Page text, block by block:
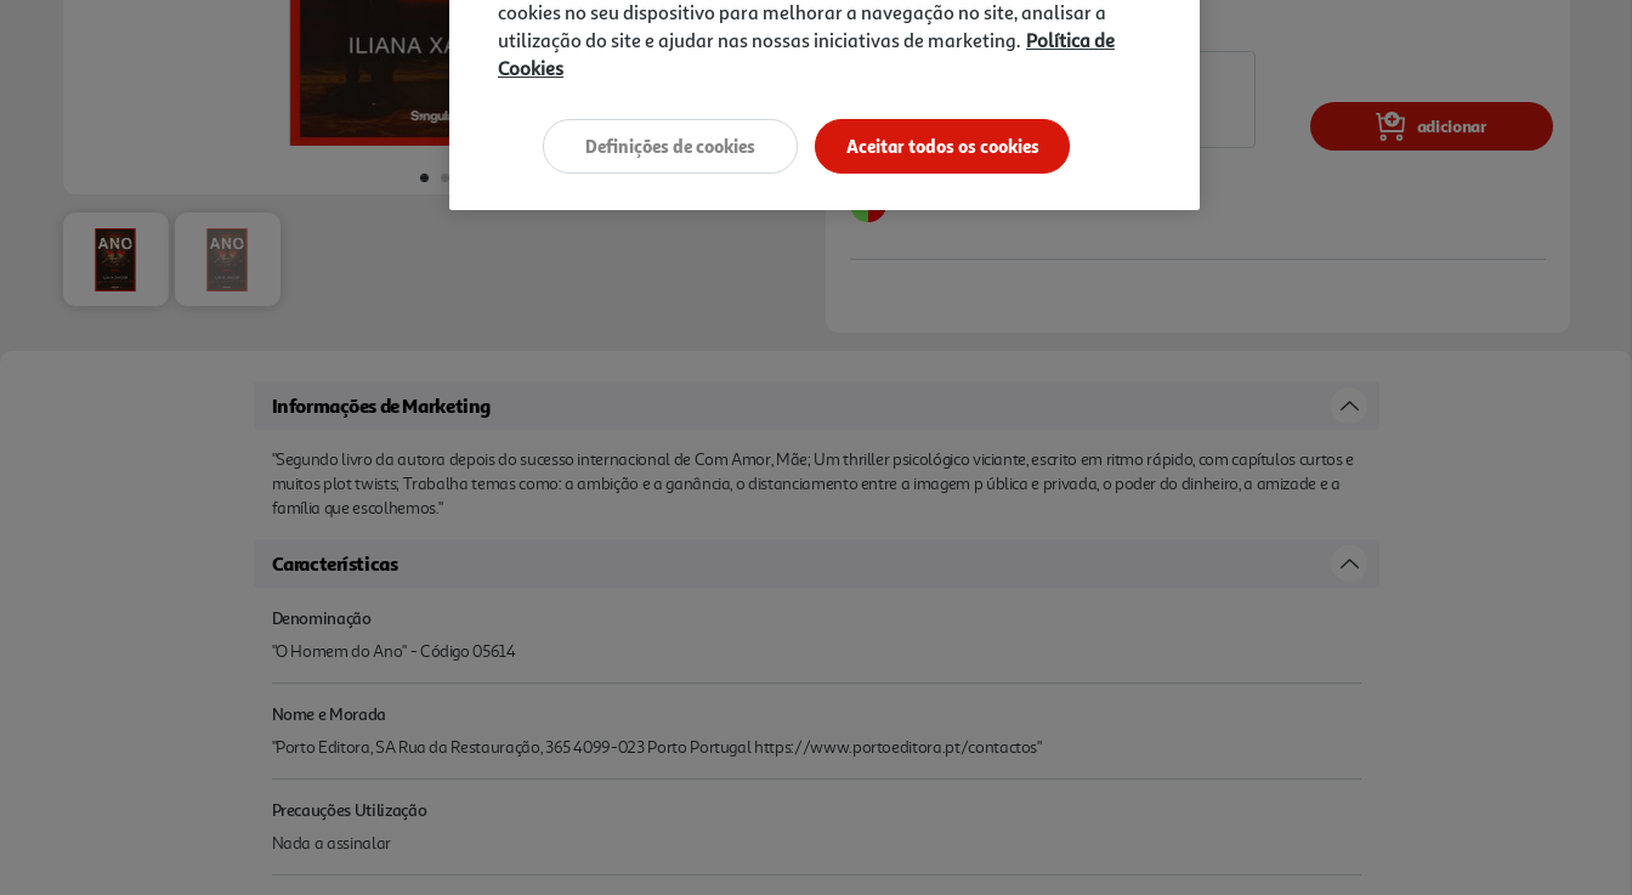
Notas de preparação
adicionar
Informações de Marketing
"Segundo livro da autora depois do sucesso internacional de Com Amor, Mãe; Um thriller psicológico viciante, escrito em ritmo rápido, com capítulos curtos e
muitos plot twists; Trabalha temas como: a ambição e a ganância, o distanciamento entre a imagem p ública e privada, o poder do dinheiro, a amizade e a
família que escolhemos."
Características
Denominação
"O Homem do Ano" - Código 05614
Nome e Morada
"Porto Editora, SA Rua da Restauração, 365 4099-023 Porto Portugal https://www.portoeditora.pt/contactos"
Precauções Utilização
Nada a assinalar
cookies no seu dispositivo para melhorar a navegação no site, analisar a
utilização do site e ajudar nas nossas iniciativas de marketing. Política de
Cookies
Aceitar todos os cookies
Definições de cookies